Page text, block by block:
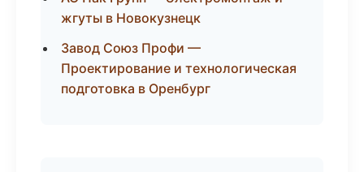
жгуты в Новокузнецк
Завод Союз Профи —
Проектирование и технологическая
подготовка в Оренбург